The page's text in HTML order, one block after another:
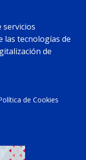
servicios
las tecnologías de
de
de Cookies